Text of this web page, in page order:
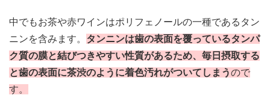
中でもお茶や赤ワインはポリフェノールの一種であるタン
ニンを含みます。 タンニンは歯の表面を覆っているタンパ
ク質の膜と結びつきやすい性質があるため、毎日摂取する
と歯の表面に茶渋のように着色汚れがついてしまうので
す。